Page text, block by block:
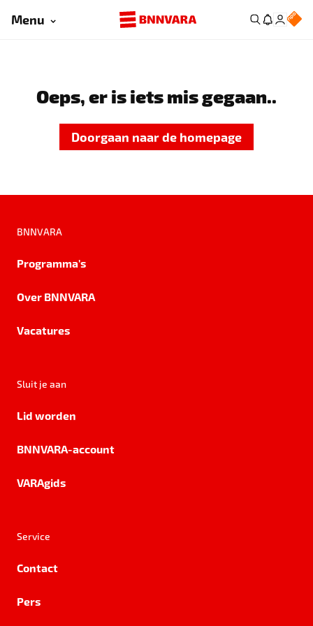
Menu
Oeps, er is iets mis gegaan..
Doorgaan naar de homepage
BNNVARA
Programma's
Over BNNVARA
Vacatures
Sluit je aan
Lid worden
BNNVARA-account
VARAgids
Service
Contact
Pers